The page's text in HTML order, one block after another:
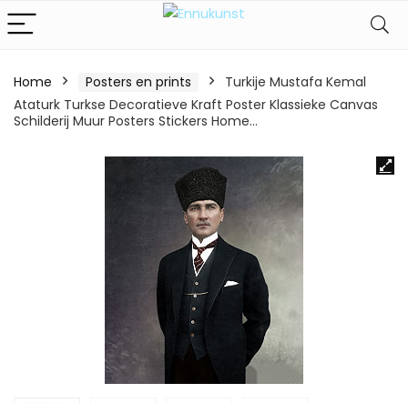
Home Posters en prints
Turkije Mustafa Kemal
Ataturk Turkse Decoratieve Kraft Poster Klassieke Canvas
Schilderij Muur Posters Stickers Home…